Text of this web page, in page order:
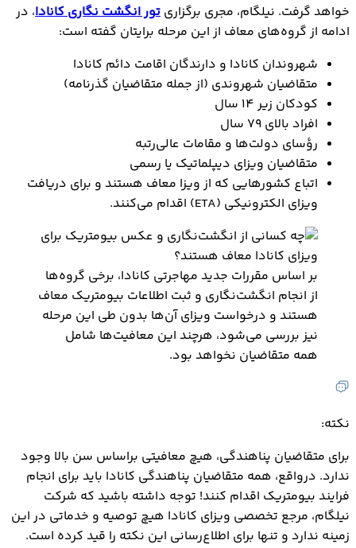
خواهد گرفت. نیلگام، مجری برگزاری تور انگشت نگاری کانادا، در
ادامه از گروه‌های معاف از این مرحله برایتان گفته است:
شهروندان کانادا و دارندگان اقامت دائم کانادا
متقاضیان شهروندی (از جمله متقاضیان گذرنامه)
کودکان زیر 14 سال
افراد بالای 79 سال
رؤسای دولت‌ها و مقامات عالی‌رتبه
متقاضیان ویزای دیپلماتیک یا رسمی
اتباع کشورهایی که از ویزا معاف هستند و برای دریافت
ویزای الکترونیکی (ETA) اقدام می‌کنند.
بر اساس مقررات جدید مهاجرتی کانادا، برخی گروه‌ها
از انجام انگشت‌نگاری و ثبت اطلاعات بیومتریک معاف
هستند و درخواست ویزای آن‌ها بدون طی این مرحله
نیز بررسی می‌شود، هرچند این معافیت‌ها شامل
همه متقاضیان نخواهد بود.
نکته:
برای متقاضیان پناهندگی، هیچ معافیتی براساس سن بالا وجود
ندارد. درواقع، همه متقاضیان پناهندگی کانادا باید برای انجام
فرایند بیومتریک اقدام کنند! توجه داشته باشید که شرکت
نیلگام، مرجع تخصصی ویزای کانادا هیچ توصیه و خدماتی در این
زمینه ندارد و تنها برای اطلاع‌رسانی این نکته را قید کرده است.